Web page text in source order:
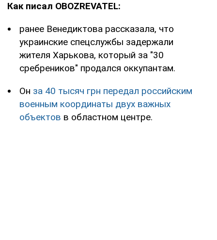
Как писал OBOZREVATEL:
ранее Венедиктова рассказала, что
украинские спецслужбы задержали
жителя Харькова, который за "30
сребреников" продался оккупантам.
Он за 40 тысяч грн передал российским
военным координаты двух важных
объектов в областном центре.